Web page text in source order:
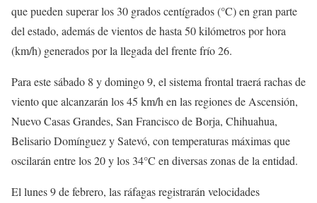
que pueden superar los 30 grados centígrados (°C) en gran parte
del estado, además de vientos de hasta 50 kilómetros por hora
(km/h) generados por la llegada del frente frío 26.
Para este sábado 8 y domingo 9, el sistema frontal traerá rachas de
viento que alcanzarán los 45 km/h en las regiones de Ascensión,
Nuevo Casas Grandes, San Francisco de Borja, Chihuahua,
Belisario Domínguez y Satevó, con temperaturas máximas que
oscilarán entre los 20 y los 34°C en diversas zonas de la entidad.
El lunes 9 de febrero, las ráfagas registrarán velocidades